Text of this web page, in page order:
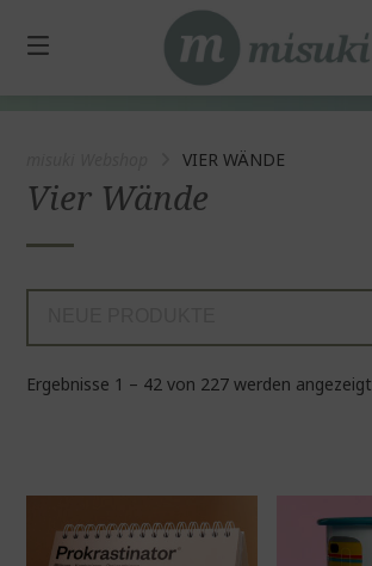
zum
Inhalt
VIER WÄNDE
Vier Wände
Ergebnisse 1 – 42 von 227 werden angezeigt